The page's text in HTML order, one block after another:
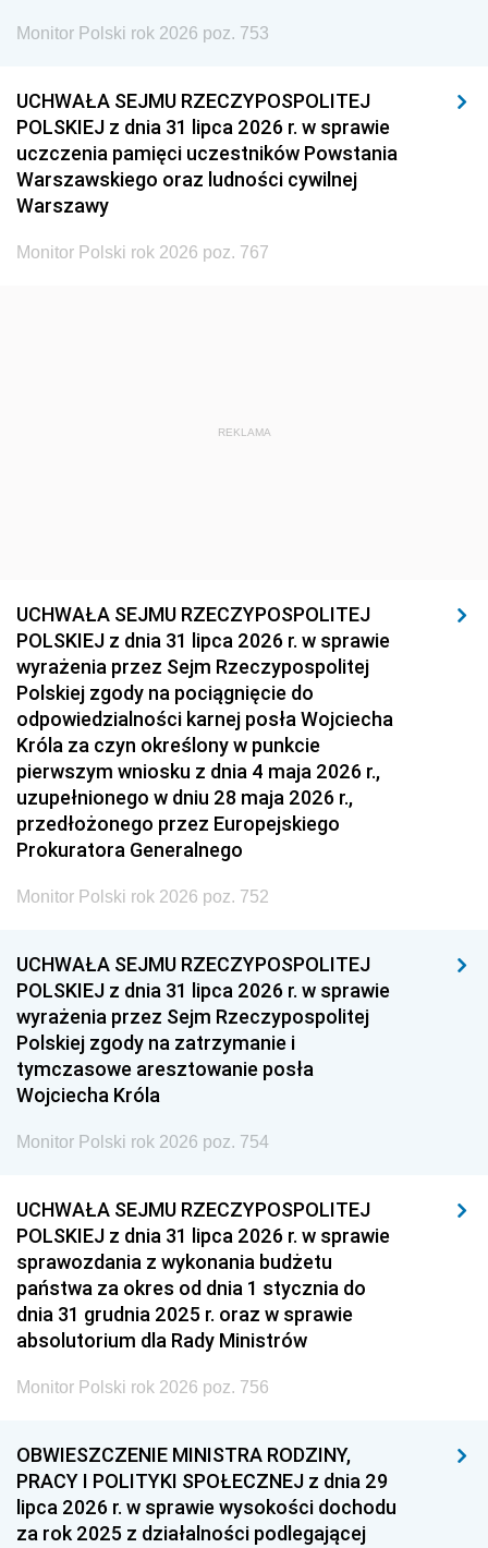
Monitor Polski rok 2026 poz. 753
UCHWAŁA SEJMU RZECZYPOSPOLITEJ
POLSKIEJ z dnia 31 lipca 2026 r. w sprawie
uczczenia pamięci uczestników Powstania
Warszawskiego oraz ludności cywilnej
Warszawy
Monitor Polski rok 2026 poz. 767
REKLAMA
UCHWAŁA SEJMU RZECZYPOSPOLITEJ
POLSKIEJ z dnia 31 lipca 2026 r. w sprawie
wyrażenia przez Sejm Rzeczypospolitej
Polskiej zgody na pociągnięcie do
odpowiedzialności karnej posła Wojciecha
Króla za czyn określony w punkcie
pierwszym wniosku z dnia 4 maja 2026 r.,
uzupełnionego w dniu 28 maja 2026 r.,
przedłożonego przez Europejskiego
Prokuratora Generalnego
Monitor Polski rok 2026 poz. 752
UCHWAŁA SEJMU RZECZYPOSPOLITEJ
POLSKIEJ z dnia 31 lipca 2026 r. w sprawie
wyrażenia przez Sejm Rzeczypospolitej
Polskiej zgody na zatrzymanie i
tymczasowe aresztowanie posła
Wojciecha Króla
Monitor Polski rok 2026 poz. 754
UCHWAŁA SEJMU RZECZYPOSPOLITEJ
POLSKIEJ z dnia 31 lipca 2026 r. w sprawie
sprawozdania z wykonania budżetu
państwa za okres od dnia 1 stycznia do
dnia 31 grudnia 2025 r. oraz w sprawie
absolutorium dla Rady Ministrów
Monitor Polski rok 2026 poz. 756
OBWIESZCZENIE MINISTRA RODZINY,
PRACY I POLITYKI SPOŁECZNEJ z dnia 29
lipca 2026 r. w sprawie wysokości dochodu
za rok 2025 z działalności podlegającej